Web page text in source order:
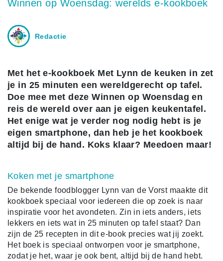
Winnen op Woensdag: werelds e-kookboek
Redactie
Met het e-kookboek Met Lynn de keuken in zet
je in 25 minuten een wereldgerecht op tafel.
Doe mee met deze Winnen op Woensdag en
reis de wereld over aan je eigen keukentafel.
Het enige wat je verder nog nodig hebt is je
eigen smartphone, dan heb je het kookboek
altijd bij de hand. Koks klaar? Meedoen maar!
Koken met je smartphone
De bekende foodblogger Lynn van de Vorst maakte dit
kookboek speciaal voor iedereen die op zoek is naar
inspiratie voor het avondeten. Zin in iets anders, iets
lekkers en iets wat in 25 minuten op tafel staat? Dan
zijn de 25 recepten in dit e-book precies wat jij zoekt.
Het boek is speciaal ontworpen voor je smartphone,
zodat je het, waar je ook bent, altijd bij de hand hebt.